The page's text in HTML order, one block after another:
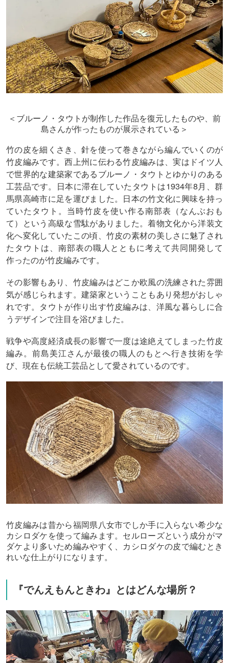
＜ブルーノ・タウトが制作した作品を復元したものや、前
島さんが作ったものが展示されている＞
竹の皮を細くさき、針を使って巻きながら編んでいくのが
竹皮編みです。西上州に伝わる竹皮編みは、実はドイツ人
で世界的な建築家であるブルーノ・タウトとゆかりのある
工芸品です。日本に滞在していたタウトは1934年8月、群
馬県高崎市に足を運びました。日本の竹文化に興味を持っ
ていたタウト。当時竹皮を使い作る南部表（なんぶおも
て）という高級な雪駄がありました。着物文化から洋装文
化へ変化していたこの頃、竹皮の素材の美しさに魅了され
たタウトは、南部表の職人とともに考えて共同開発して
作ったのが竹皮編みです。
その影響もあり、竹皮編みはどこか欧風の洗練された雰囲
気が感じられます。建築家ということもあり発想がおしゃ
れです。タウトが作り出す竹皮編みは、洋風な暮らしに合
うデザインで注目を浴びました。
戦争や高度経済成長の影響で一度は途絶えてしまった竹皮
編み。前島美江さんが最後の職人のもとへ行き技術を学
び、現在も伝統工芸品として愛されているのです。
竹皮編みは昔から福岡県八女市でしか手に入らない希少な
カシロダケを使って編みます。セルローズという成分がマ
ダケより多いため編みやすく、カシロダケの皮で編むとき
れいな仕上がりになります。
『でんえもんときわ』とはどんな場所？